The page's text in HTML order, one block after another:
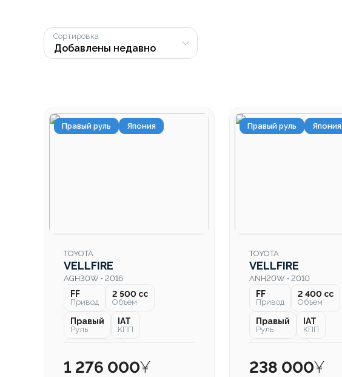
Сортировка
Правый руль Япония
TOYOTA
VELLFIRE
AGH30W • 2016
FF
Привод
2 500 cc
Объем
Правый
Руль
IAT
КПП
1 276 000¥
Правый руль Япония
TOYOTA
VELLFIRE
ANH20W • 2010
FF
Привод
2 400 cc
Объем
Правый
Руль
IAT
КПП
238 000¥